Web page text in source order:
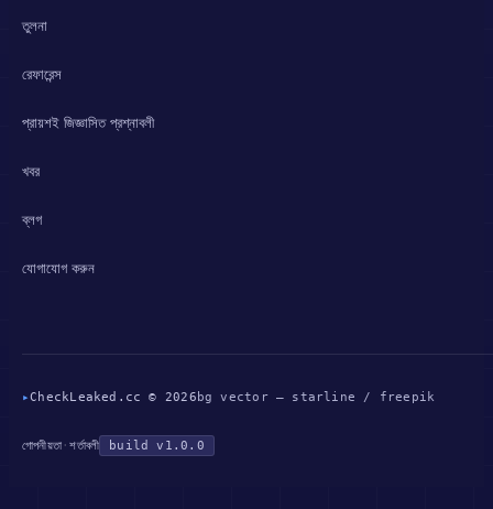
তুলনা
রেফারেন্স
প্রায়শই জিজ্ঞাসিত প্রশ্নাবলী
খবর
ব্লগ
যোগাযোগ করুন
▸CheckLeaked.cc © 2026 bg vector — starline / freepik
গোপনীয়তা ·শর্তাবলী build v1.0.0